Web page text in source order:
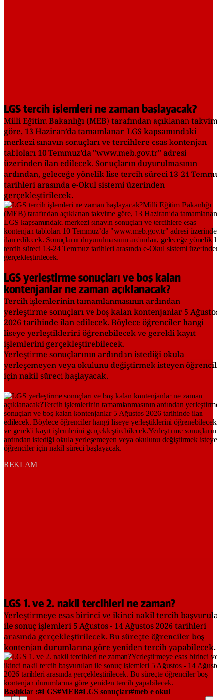
LGS tercih işlemleri ne zaman başlayacak?
Milli Eğitim Bakanlığı (MEB) tarafından açıklanan
göre, 13 Haziran’da tamamlanan LGS kapsamındaki
merkezi sınavın sonuçları ve tercihlere esas kontenjan
tabloları 10 Temmuz’da "www.meb.gov.tr" adresi
üzerinden ilan edilecek. Sonuçların duyurulmasının
ardından, geleceğe yönelik lise tercih süreci 13-24
tarihleri arasında e-Okul sistemi üzerinden
gerçekleştirilecek.
LGS yerleştirme sonuçları ve boş kalan
kontenjanlar ne zaman açıklanacak?
Tercih işlemlerinin tamamlanmasının ardından
yerleştirme sonuçları ve boş kalan kontenjanlar 5
2026 tarihinde ilan edilecek. Böylece öğrenciler hangi
liseye yerleştiklerini öğrenebilecek ve gerekli kayıt
işlemlerini gerçekleştirebilecek.
Yerleştirme sonuçlarının ardından istediği okula
yerleşemeyen veya okulunu değiştirmek isteyen
için nakil süreci başlayacak.
REKLAM
LGS 1. ve 2. nakil tercihleri ne zaman?
Yerleştirmeye esas birinci ve ikinci nakil tercih
ile sonuç işlemleri 5 Ağustos - 14 Ağustos 2026 tarihleri
arasında gerçekleştirilecek. Bu süreçte öğrenciler boş
kontenjan durumlarına göre yeniden tercih yapabilecek.
Başlıklar : LGS MEB LGS sonuçları meb e okul